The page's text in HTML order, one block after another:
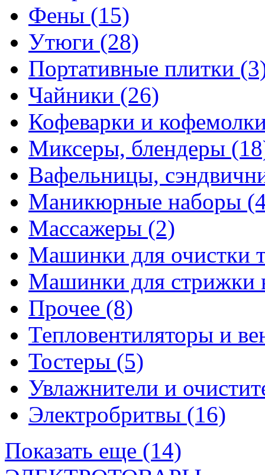
Фены (15)
Утюги (28)
Портативные плитки
Чайники (26)
Кофеварки и
Миксеры, блендеры
Вафельницы,
Маникюрные наборы
Массажеры (2)
Машинки для очистки
Машинки для стрижки
Прочее (8)
Тепловентиляторы и
Тостеры (5)
Увлажнители и
Электробритвы (16)
Показать еще (14)